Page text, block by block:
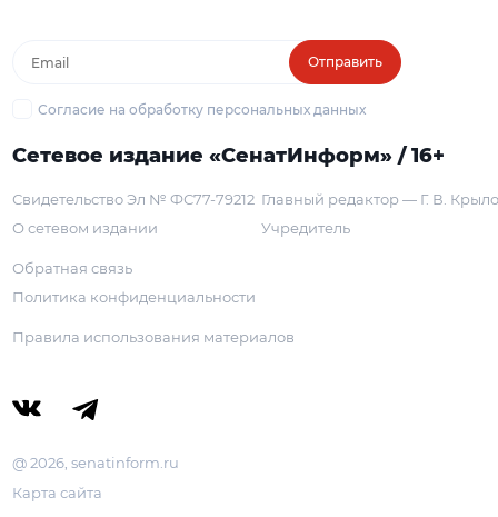
Отправить
Согласие на обработку персональных данных
Сетевое издание «СенатИнформ» / 16+
Свидетельство Эл № ФС77-79212
О сетевом издании
Главный редактор — Г. В.
Учредитель
Обратная связь
Политика конфиденциальности
Правила использования материалов
@ 2026, senatinform.ru
Карта сайта